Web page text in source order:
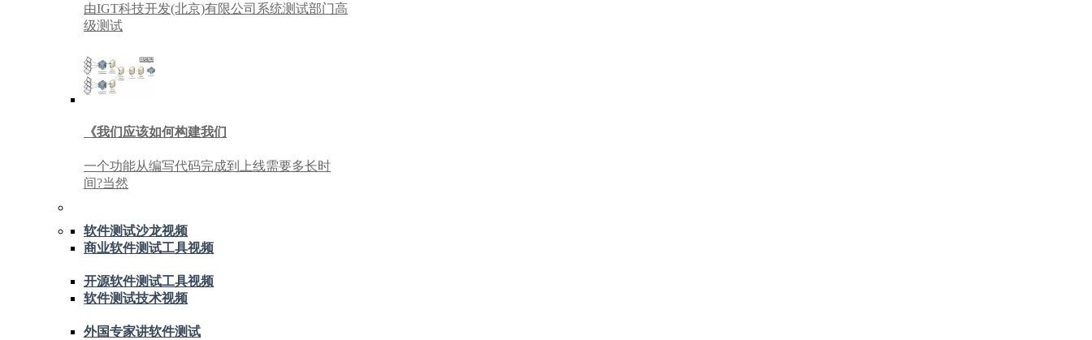
由IGT科技开发(北京)有限公司系统测试部门高
级测试
《我们应该如何构建我们
一个功能从编写代码完成到上线需要多长时
间?当然
软件测试沙龙视频
商业软件测试工具视频
开源软件测试工具视频
软件测试技术视频
外国专家讲软件测试